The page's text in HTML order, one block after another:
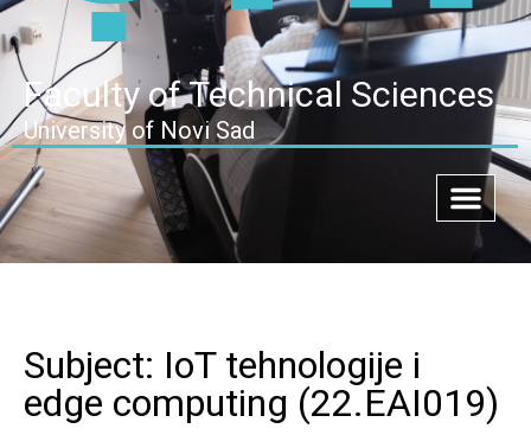
Faculty of Technical Sciences
University of Novi Sad
Subject: IoTtehnologije i
edge computing (22.EAI019)